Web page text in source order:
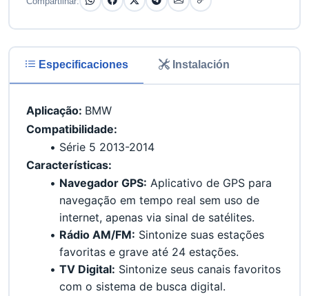
Especificaciones Instalación
Aplicação: BMW
Compatibilidade:
Série 5 2013-2014
Características:
Navegador GPS: Aplicativo de GPS para
navegação em tempo real sem uso de
internet, apenas via sinal de satélites.
Rádio AM/FM: Sintonize suas estações
favoritas e grave até 24 estações.
TV Digital: Sintonize seus canais favoritos
com o sistema de busca digital.